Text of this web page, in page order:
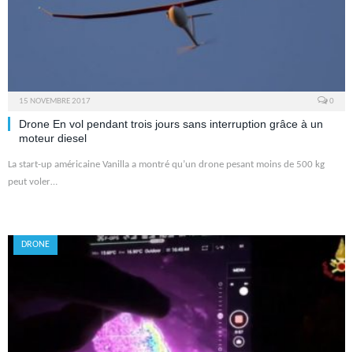
15 NOVEMBRE 2017 0
Drone En vol pendant trois jours sans interruption grâce à un
moteur diesel
La start-up américaine Vanilla a montré qu’un drone pesant moins de 500 kg
peut voler…
DRONE